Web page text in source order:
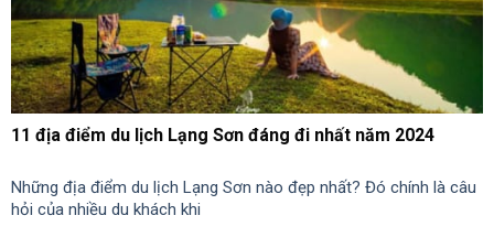
11 địa điểm du lịch Lạng Sơn đáng đi nhất năm 2024
Những địa điểm du lịch Lạng Sơn nào đẹp nhất? Đó chính là câu
hỏi của nhiều du khách khi